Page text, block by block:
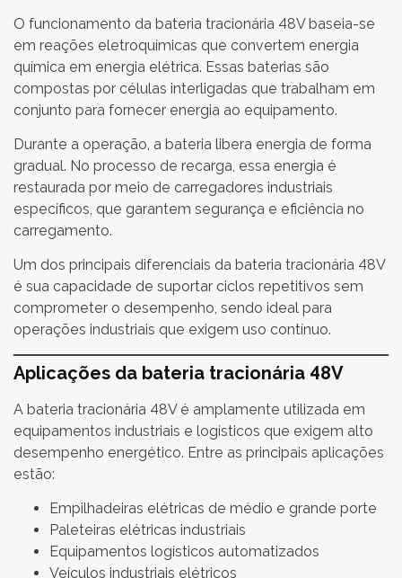
O funcionamento da bateria tracionária 48V baseia-se
em reações eletroquímicas que convertem energia
química em energia elétrica. Essas baterias são
compostas por células interligadas que trabalham em
conjunto para fornecer energia ao equipamento.
Durante a operação, a bateria libera energia de forma
gradual. No processo de recarga, essa energia é
restaurada por meio de carregadores industriais
específicos, que garantem segurança e eficiência no
carregamento.
Um dos principais diferenciais da bateria tracionária 48V
é sua capacidade de suportar ciclos repetitivos sem
comprometer o desempenho, sendo ideal para
operações industriais que exigem uso contínuo.
Aplicações da bateria tracionária 48V
A bateria tracionária 48V é amplamente utilizada em
equipamentos industriais e logísticos que exigem alto
desempenho energético. Entre as principais aplicações
estão:
Empilhadeiras elétricas de médio e grande porte
Paleteiras elétricas industriais
Equipamentos logísticos automatizados
Veículos industriais elétricos